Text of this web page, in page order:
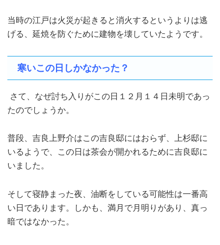
当時の江戸は火災が起きると消火するというよりは逃
げる、延焼を防ぐために建物を壊していたようです。
寒いこの日しかなかった？
さて、なぜ討ち入りがこの日１２月１４日未明であっ
たのでしょうか。
普段、吉良上野介はこの吉良邸にはおらず、上杉邸に
いるようで、この日は茶会が開かれるために吉良邸に
いました。
そして寝静まった夜、油断をしている可能性は一番高
い日であります。しかも、満月で月明りがあり、真っ
暗ではなかった。